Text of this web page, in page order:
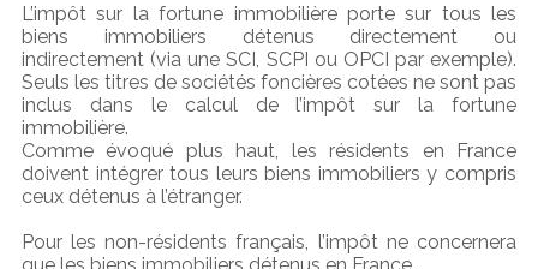
L’impôt sur la fortune immobilière porte sur tous les
biens immobiliers détenus directement ou
indirectement (via une SCI, SCPI ou OPCI par exemple).
Seuls les titres de sociétés foncières cotées ne sont pas
inclus dans le calcul de l’impôt sur la fortune
immobilière.
Comme évoqué plus haut, les résidents en France
doivent intégrer tous leurs biens immobiliers y compris
ceux détenus à l’étranger.
Pour les non-résidents français, l’impôt ne concernera